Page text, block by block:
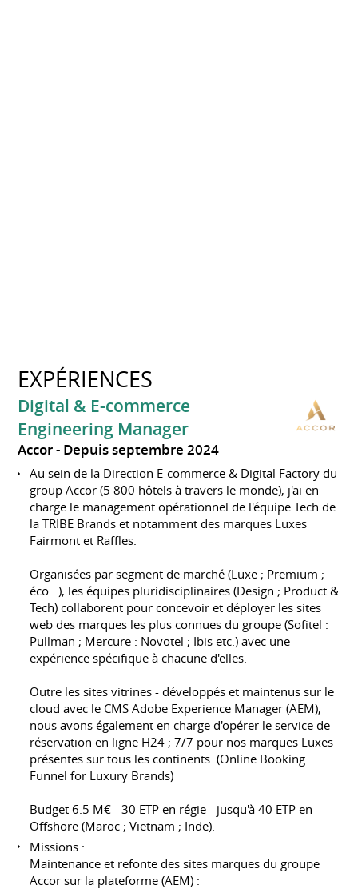
EXPÉRIENCES
Digital & E-commerce
Engineering Manager
Accor Depuis septembre 2024
Au sein de la Direction E-commerce & Digital Factory du
group Accor (5 800 hôtels à travers le monde), j'ai en
charge le management opérationnel de l'équipe Tech de
la TRIBE Brands et notamment des marques Luxes
Fairmont et Raffles.
Organisées par segment de marché (Luxe ; Premium ;
éco...), les équipes pluridisciplinaires (Design ; Product &
Tech) collaborent pour concevoir et déployer les sites
web des marques les plus connues du groupe (Sofitel :
Pullman ; Mercure : Novotel ; Ibis etc.) avec une
expérience spécifique à chacune d'elles.
Outre les sites vitrines - développés et maintenus sur le
cloud avec le CMS Adobe Experience Manager (AEM),
nous avons également en charge d'opérer le service de
réservation en ligne H24 ; 7/7 pour nos marques Luxes
présentes sur tous les continents. (Online Booking
Funnel for Luxury Brands)
Budget 6.5 M€ - 30 ETP en régie - jusqu'à 40 ETP en
Offshore (Maroc ; Vietnam ; Inde).
Missions :
Maintenance et refonte des sites marques du groupe
Accor sur la plateforme (AEM) :